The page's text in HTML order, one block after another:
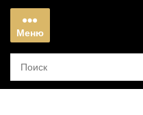
Перейти
содержимому
Меню
Меню